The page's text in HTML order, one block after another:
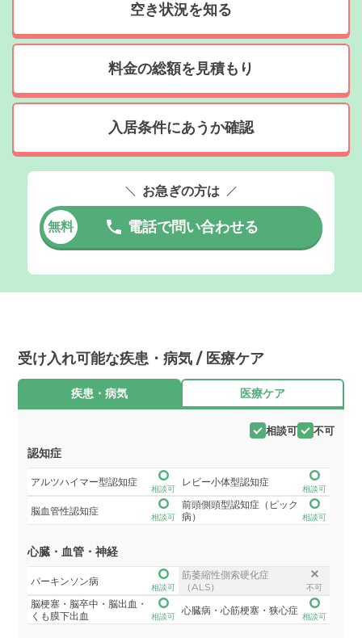
空き状況を知る
料金の総額を見積もり
入居条件にあうか確認
お急ぎの方は
無料 電話で問い合わせる
受け入れ可能な疾患・病気 / 医療ケア
疾患・病気 医療ケア
相談可 不可
認知症
アルツハイマー型認知症
相談可
レビー小体型認知症
相談可
脳血管性認知症
相談可
前頭側頭型認知症（ピック
病）
相談可
心臓・血管・神経
パーキンソン病
相談可
筋萎縮性側索硬化症
（ALS）
不可
脳梗塞・脳卒中・脳出血・
くも膜下出血
相談可
心臓病・心筋梗塞・狭心症
相談可